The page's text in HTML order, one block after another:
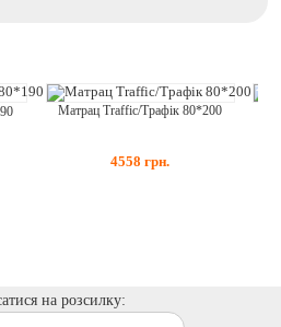
Матрац Traffic/Трафік 80*200
4558 грн.
на розсилку: